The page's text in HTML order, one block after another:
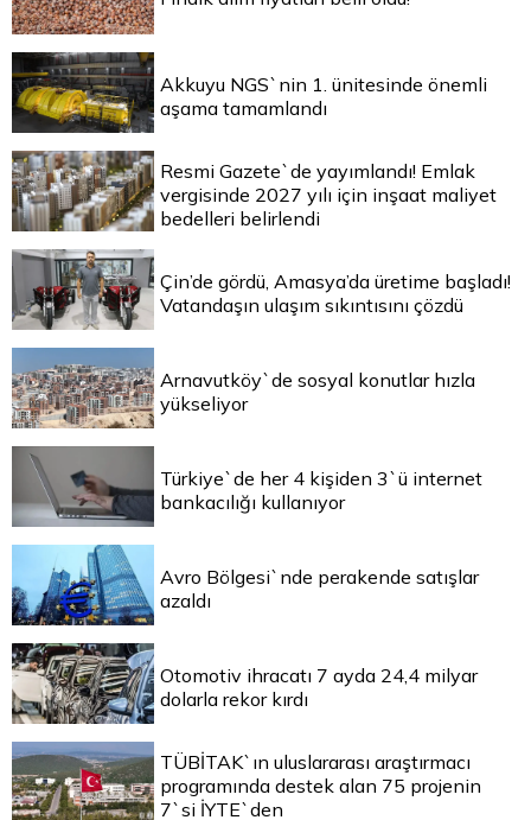
Akkuyu NGS`nin 1. ünitesinde önemli
aşama tamamlandı
Resmi Gazete`de yayımlandı! Emlak
vergisinde 2027 yılı için inşaat maliyet
bedelleri belirlendi
Çin’de gördü, Amasya’da üretime başladı!
Vatandaşın ulaşım sıkıntısını çözdü
Arnavutköy`de sosyal konutlar hızla
yükseliyor
Türkiye`de her 4 kişiden 3`ü internet
bankacılığı kullanıyor
Avro Bölgesi`nde perakende satışlar
azaldı
Otomotiv ihracatı 7 ayda 24,4 milyar
dolarla rekor kırdı
TÜBİTAK`ın uluslararası araştırmacı
programında destek alan 75 projenin
7`si İYTE`den